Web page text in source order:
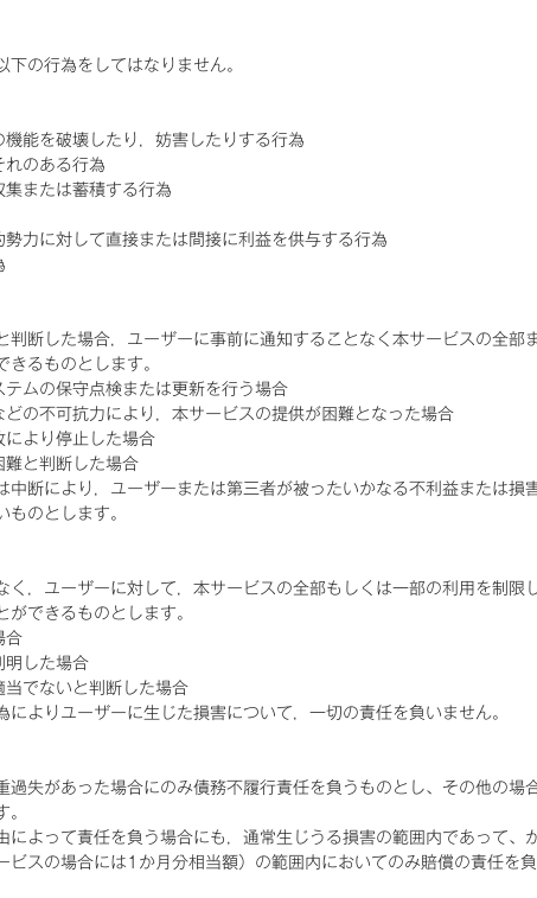
の行為をしてはなりません。
能を破壊したり，妨害したりする行為
れのある行為
集または蓄積する行為
力に対して直接または間接に利益を供与する行為
断した場合，ユーザーに事前に通知することなく本サービスの全部
るものとします。
ムの保守点検または更新を行う場合
の不可抗力により，本サービスの提供が困難となった場合
により停止した場合
難と判断した場合
断により，ユーザーまたは第三者が被ったいかなる不利益または損
のとします。
，ユーザーに対して，本サービスの全部もしくは一部の利用を制限し
できるものとします。
合
明した場合
当でないと判断した場合
よりユーザーに生じた損害について，一切の責任を負いません。
失があった場合にのみ債務不履行責任を負うものとし、その他の場
。
よって責任を負う場合にも，通常生じうる損害の範囲内であって、
ビスの場合には1か月分相当額）の範囲内においてのみ賠償の責任を